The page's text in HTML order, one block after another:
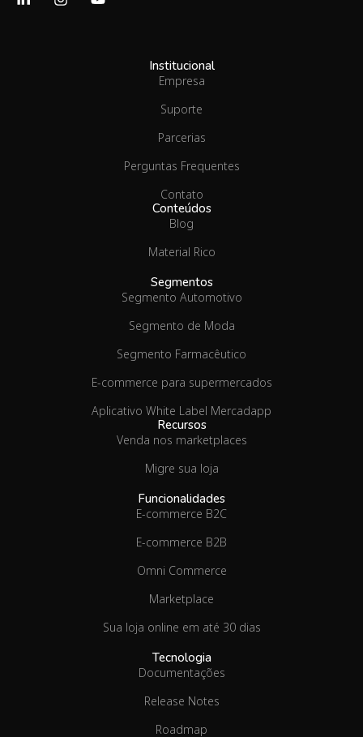
Institucional
Empresa
Suporte
Parcerias
Perguntas Frequentes
Contato
Conteúdos
Blog
Material Rico
Segmentos
Segmento Automotivo
Segmento de Moda
Segmento Farmacêutico
E-commerce para supermercados
Aplicativo White Label Mercadapp
Recursos
Venda nos marketplaces
Migre sua loja
Funcionalidades
E-commerce B2C
E-commerce B2B
Omni Commerce
Marketplace
Sua loja online em até 30 dias
Tecnologia
Documentações
Release Notes
Roadmap